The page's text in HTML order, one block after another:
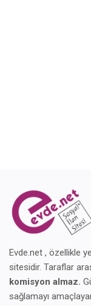
Evde.net , özellikle
sitesidir. Taraflar
komisyon almaz.
sağlamayı